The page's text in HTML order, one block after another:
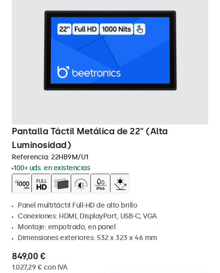
Pantalla Táctil Metálica de 22" (Alta
Luminosidad)
Referencia: 22HB9M/U1
100+ uds. en existencias
Panel multitáctil Full-HD de alto brillo
Conexiones: HDMI, DisplayPort, USB-C, VGA
Montaje: empotrado, en panel
Dimensiones exteriores: 532 x 323 x 46 mm
849,00 €
1.027,29 € con IVA